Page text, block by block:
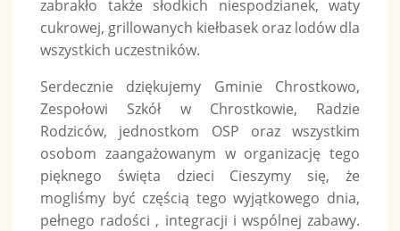
zabrakło także słodkich niespodzianek, waty
cukrowej, grillowanych kiełbasek oraz lodów dla
wszystkich uczestników.
Serdecznie dziękujemy Gminie Chrostkowo,
Zespołowi Szkół w Chrostkowie, Radzie
Rodziców, jednostkom OSP oraz wszystkim
osobom zaangażowanym w organizację tego
pięknego święta dzieci Cieszymy się, że
mogliśmy być częścią tego wyjątkowego dnia,
pełnego radości , integracji i wspólnej zabawy.